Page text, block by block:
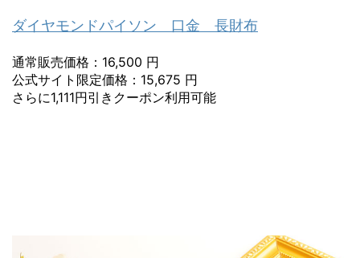
ダイヤモンドパイソン 口金 長財布
通常販売価格：16,500 円
公式サイト限定価格：15,675 円
さらに1,111円引きクーポン利用可能